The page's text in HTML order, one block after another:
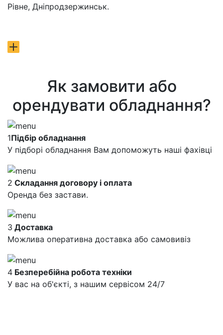
Рівне, Дніпродзержинськ.
Як замовити або
орендувати обладнання?
1Підбір обладнання
У підборі обладнання Вам допоможуть наші фахівці
2 Складання договору і оплата
Оренда без застави.
3 Доставка
Можлива оперативна доставка або самовивіз
4 Безперебійна робота техніки
У вас на об'єкті, з нашим сервісом 24/7